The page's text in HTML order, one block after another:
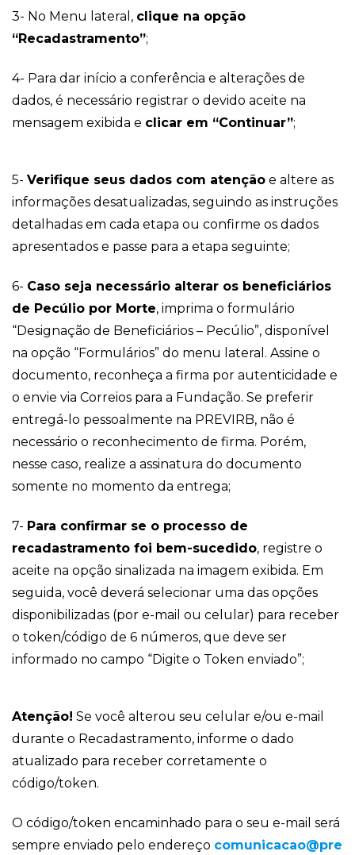
3- No Menu lateral, clique na opção
“Recadastramento”;
4- Para dar início a conferência e alterações de
dados, é necessário registrar o devido aceite na
mensagem exibida e clicar em “Continuar”;
5- Verifique seus dados com atenção e altere as
informações desatualizadas, seguindo as instruções
detalhadas em cada etapa ou confirme os dados
apresentados e passe para a etapa seguinte;
6- Caso seja necessário alterar os beneficiários
de Pecúlio por Morte, imprima o formulário
“Designação de Beneficiários – Pecúlio”, disponível
na opção “Formulários” do menu lateral. Assine o
documento, reconheça a firma por autenticidade e
o envie via Correios para a Fundação. Se preferir
entregá-lo pessoalmente na PREVIRB, não é
necessário o reconhecimento de firma. Porém,
nesse caso, realize a assinatura do documento
somente no momento da entrega;
7- Para confirmar se o processo de
recadastramento foi bem-sucedido, registre o
aceite na opção sinalizada na imagem exibida. Em
seguida, você deverá selecionar uma das opções
disponibilizadas (por e-mail ou celular) para receber
o token/código de 6 números, que deve ser
informado no campo “Digite o Token enviado”;
Atenção! Se você alterou seu celular e/ou e-mail
durante o Recadastramento, informe o dado
atualizado para receber corretamente o
código/token.
O código/token encaminhado para o seu e-mail será
sempre enviado pelo endereço comunicacao@pre